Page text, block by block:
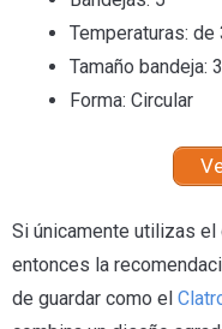
Temperaturas: de
Tamaño bandeja:
Forma: Circular
Si únicamente utilizas
entonces la
de guardar como el